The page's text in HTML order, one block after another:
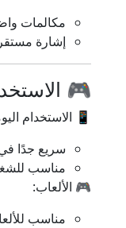
مكالمات
إشارة
🎮
📱 الاستخدام
سريع جدًا
مناسب
🎮 الألعاب:
مناسب